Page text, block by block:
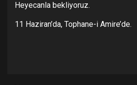
Heyecanla bekliyoruz.
11 Haziran’da, Tophane-i Amire’de.